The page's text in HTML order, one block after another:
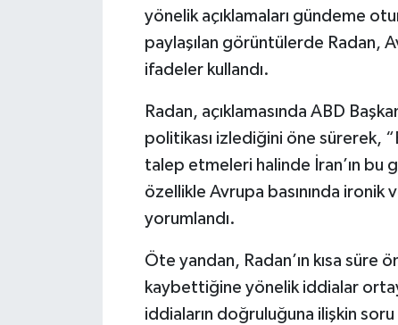
yönelik açıklamaları gündeme
paylaşılan görüntülerde Radan,
ifadeler kullandı.
Radan, açıklamasında ABD
politikası izlediğini öne sürerek,
talep etmeleri halinde İran’ın
özellikle Avrupa basınında ironik
yorumlandı.
Öte yandan, Radan’ın kısa süre
kaybettiğine yönelik iddialar
iddiaların doğruluğuna ilişkin soru